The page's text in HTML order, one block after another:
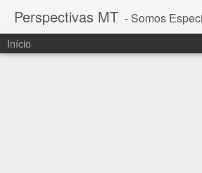
Perspectivas MT - Somos Especialistas
Início